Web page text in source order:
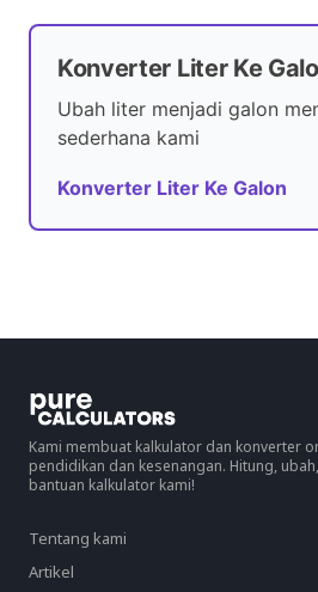
Konverter Liter Ke
Ubah liter menjadi galon
sederhana kami
Konverter Liter Ke Galon
Kami membuat kalkulator dan konverter
pendidikan dan kesenangan. Hitung,
bantuan kalkulator kami!
Tentang kami
Artikel